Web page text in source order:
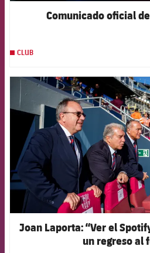
Comunicado oficial
CLUB
FCB
Joan Laporta: “Ver el
un regreso al